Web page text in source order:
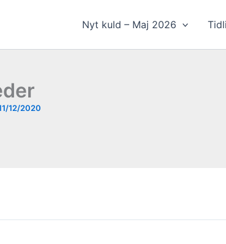
Nyt kuld – Maj 2026
12/2020